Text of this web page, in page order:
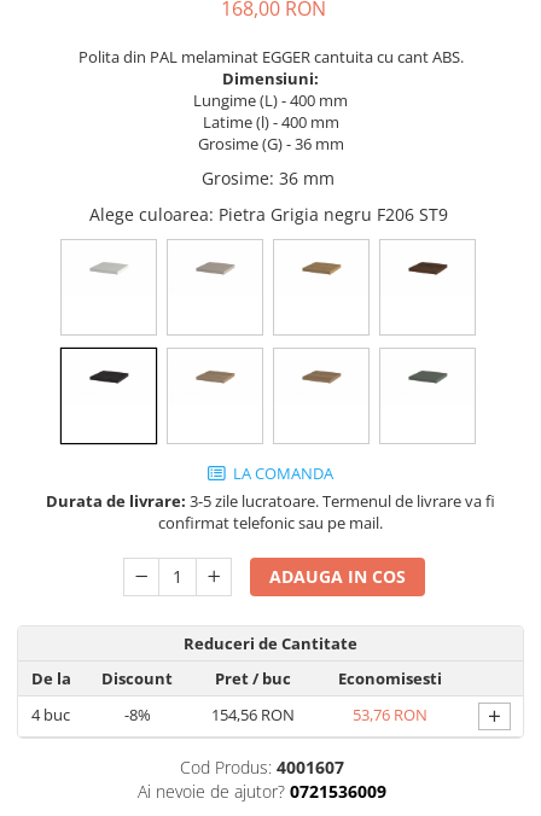
dressing
Sisteme pentru usi pliante
Console si suporti polita
Accesorii pentru compartimentare
Ambia-Line - Blum
Suruburi, coltare, elemente de
Lamele si cepi de lemn
Picioare si rotile mobilier
Picioare mobilier
Scurgatoare pentru vase
Cosuri Jolly si coloane
168,00 RON
Polita din PAL melaminat EGGER cantuita cu cant ABS.
Dimensiuni:
Lungime (L) - 400 mm
Latime (l) - 400 mm
Grosime (G) - 36 mm
Grosime: 36 mm
Alege culoarea: Pietra Grigia negru F206 ST9
LA COMANDA
Durata de livrare: 3-5 zile lucratoare. Termenul de livrare va fi
confirmat telefonic sau pe mail.
ADAUGA IN COS
Reduceri de Cantitate
De la
Discount Pret/ buc
Economisesti
4buc -8% 154,56 RON 53,76 RON +
Cod Produs: 4001607
Ai nevoie de ajutor? 0721536009